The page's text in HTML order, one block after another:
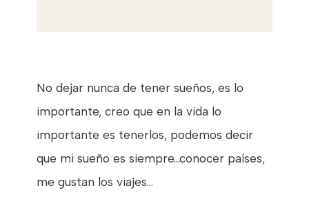
No dejar nunca de tener sueños, es lo
importante, creo que en la vida lo
importante es tenerlos, podemos decir
que mi sueño es siempre...conocer países,
me gustan los viajes...